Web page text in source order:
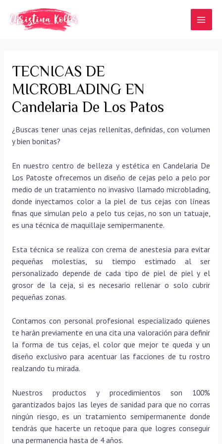
contenido
TECNICAS DE
MICROBLADING EN
Candelaria De Los Patos
¿Buscas tener unas cejas rellenitas, definidas, con volumen
y bien bonitas?
En nuestro centro de belleza y estética en Candelaria De
Los Patoste ofrecemos un diseño de cejas pelo a pelo por
medio de un tratamiento no invasivo llamado microblading,
donde inyectamos color a la piel de tus cejas con líneas
finas que simulan pelo a pelo tus cejas, no son un tatuaje,
es una técnica de maquillaje semipermanente.
Esta técnica se realiza con crema de anestesia para evitar
pequeñas molestias, su tiempo estimado al ser
personalizado depende de cada tipo de piel de piel y el
grosor de la ceja, si es necesario rellenar o solo cubrir
pequeñas zonas.
Contamos con personal profesional especializado quienes
te harán previamente en una cita una valoración para definir
la forma de tus cejas, el color que mejor te queda y un
diseño exclusivo para acentuar las facciones de tu rostro
realzando tu mirada.
Nuestros productos y procedimientos son 100%
garantizados bajos las leyes de sanidad para que no corras
ningún riesgo, es un tratamiento semipermanente donde
tendrás que hacerte un retoque para que logres conseguir
una permanencia hasta de 4 años.